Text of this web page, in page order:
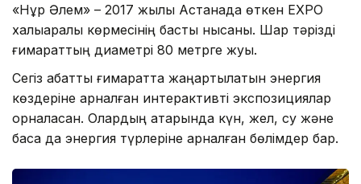
«Нұр Әлем» – 2017 жылы Астанада өткен EXPO
халықаралық көрмесінің басты нысаны. Шар тәрізді
ғимараттың диаметрі 80 метрге жуық.
Сегіз қабатты ғимаратта жаңартылатын энергия
көздеріне арналған интерактивті экспозициялар
орналасқан. Олардың қатарында күн, жел, су және
басқа да энергия түрлеріне арналған бөлімдер бар.